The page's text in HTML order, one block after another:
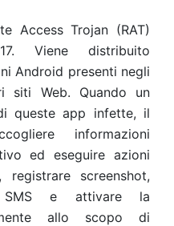
Access Trojan (RAT)
Viene distribuito
Android presenti negli
siti Web. Quando un
queste app infette, il
informazioni
ed eseguire azioni
screenshot,
SMS e attivare la
allo scopo di